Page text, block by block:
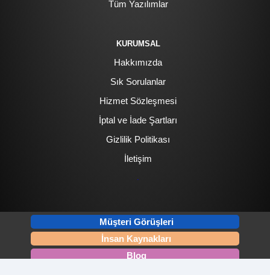
Tüm Yazılımlar
KURUMSAL
Hakkımızda
Sık Sorulanlar
Hizmet Sözleşmesi
İptal ve İade Şartları
Gizlilik Politikası
İletişim
Müşteri Görüşleri
İnsan Kaynakları
Blog